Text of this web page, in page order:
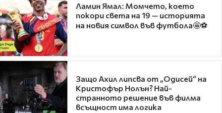
Ламин Ямал: Момчето, което
покори света на 19 — историята
на новия символ във футбола🤩⚽
Защо Ахил липсва от „Одисей“ на
Кристофър Нолън? Най-
странното решение във филма
всъщност има логика